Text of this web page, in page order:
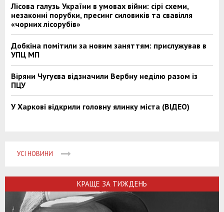
Лісова галузь України в умовах війни: сірі схеми,
незаконні порубки, пресинг силовиків та свавілля
«чорних лісорубів»
Добкіна помітили за новим заняттям: прислужував в
УПЦ МП
Віряни Чугуєва відзначили Вербну неділю разом із
ПЦУ
У Харкові відкрили головну ялинку міста (ВІДЕО)
УСІ НОВИНИ
КРАЩЕ ЗА ТИЖДЕНЬ